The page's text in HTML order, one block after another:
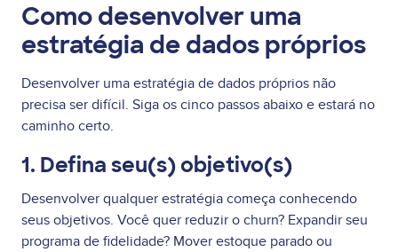
Como desenvolver uma
estratégia de dados próprios
Desenvolver uma estratégia de dados próprios não
precisa ser difícil. Siga os cinco passos abaixo e estará no
caminho certo.
1. Defina seu(s) objetivo(s)
Desenvolver qualquer estratégia começa conhecendo
seus objetivos. Você quer reduzir o churn? Expandir seu
programa de fidelidade? Mover estoque parado ou